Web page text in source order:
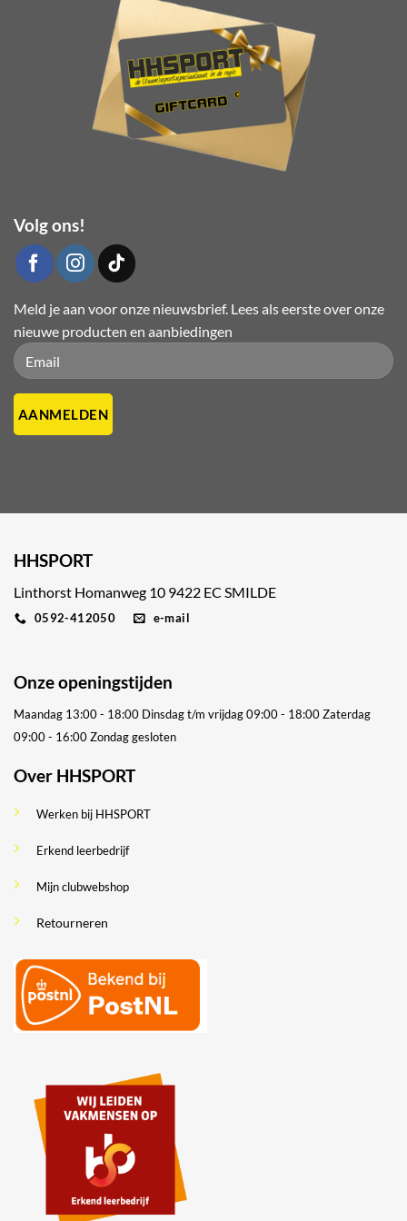
worden
op
de
productpagina
Volg ons!
Meld je aan voor onze nieuwsbrief. Lees als eerste over onze
nieuwe producten en aanbiedingen
Please leave this field empty.
Please leave this field empty.
HHSPORT
Linthorst Homanweg 10 9422 EC SMILDE
0592-412050 e-mail
Onze openingstijden
Maandag 13:00 - 18:00 Dinsdag t/m vrijdag 09:00 - 18:00Zaterdag
09:00 - 16:00Zondag gesloten
Over HHSPORT
Werken bij HHSPORT
Erkend leerbedrijf
Mijn clubwebshop
Retourneren